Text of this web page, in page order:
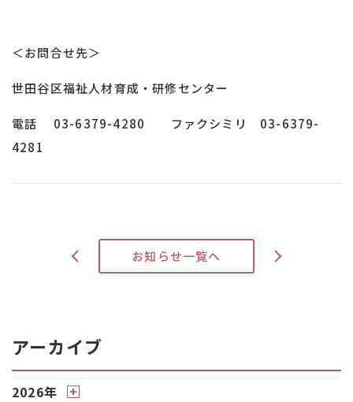
＜お問合せ先＞
世田谷区福祉人材育成・研修センター
電話 03-6379-4280 ファクシミリ 03-6379-
4281
< お知らせ一覧へ >
アーカイブ
2026年